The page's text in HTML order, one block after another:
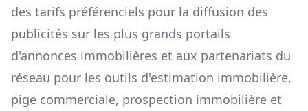
des tarifs préférenciels pour la diffusion des
publicités sur les plus grands portails
d'annonces immobilières et aux partenariats du
réseau pour les outils d'estimation immobilière,
pige commerciale, prospection immobilière et